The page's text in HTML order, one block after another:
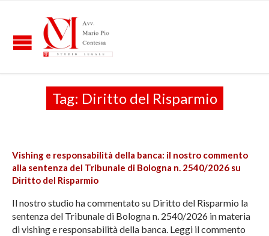
Tag: Diritto del Risparmio
Vishing e responsabilità della banca: il nostro commento
alla sentenza del Tribunale di Bologna n. 2540/2026 su
Diritto del Risparmio
Il nostro studio ha commentato su Diritto del Risparmio la
sentenza del Tribunale di Bologna n. 2540/2026 in materia
di vishing e responsabilità della banca. Leggi il commento